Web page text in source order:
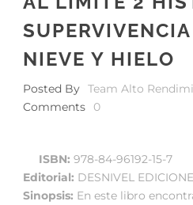
NIEVE Y HIELO
Posted By Team Alto
Comments
0
ISBN: 978-84-96192-15-7
Editorial: DESNIVEL
Sinopsis: En este libro